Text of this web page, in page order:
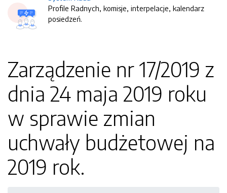
Profile Radnych, komisje, interpelacje, kalendarz
posiedzeń.
Zarządzenie nr 17/2019 z
dnia 24 maja 2019 roku
w sprawie zmian
uchwały budżetowej na
2019 rok.